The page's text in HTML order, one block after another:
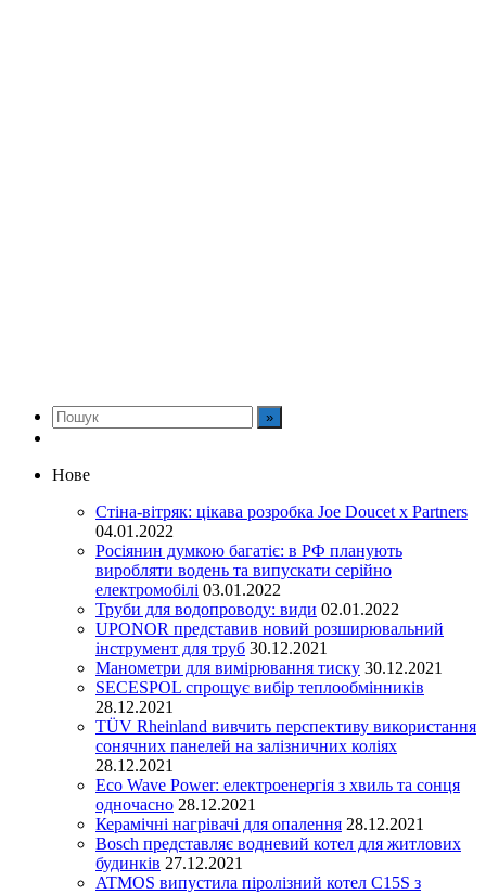
Нове
Стіна-вітряк: цікава розробка Joe Doucet x Partners
04.01.2022
Росіянин думкою багатіє: в РФ планують
виробляти водень та випускати серійно
електромобілі 03.01.2022
Труби для водопроводу: види 02.01.2022
UPONOR представив новий розширювальний
інструмент для труб 30.12.2021
Манометри для вимірювання тиску 30.12.2021
SECESPOL спрощує вибір теплообмінників
28.12.2021
TÜV Rheinland вивчить перспективу використання
сонячних панелей на залізничних коліях
28.12.2021
Eco Wave Power: електроенергія з хвиль та сонця
одночасно 28.12.2021
Керамічні нагрівачі для опалення 28.12.2021
Bosch представляє водневий котел для житлових
будинків 27.12.2021
ATMOS випустила піролізний котел C15S з